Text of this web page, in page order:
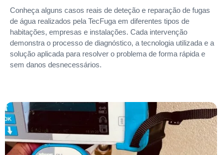
Conheça alguns casos reais de deteção e reparação de fugas
de água realizados pela TecFuga em diferentes tipos de
habitações, empresas e instalações. Cada intervenção
demonstra o processo de diagnóstico, a tecnologia utilizada e a
solução aplicada para resolver o problema de forma rápida e
sem danos desnecessários.